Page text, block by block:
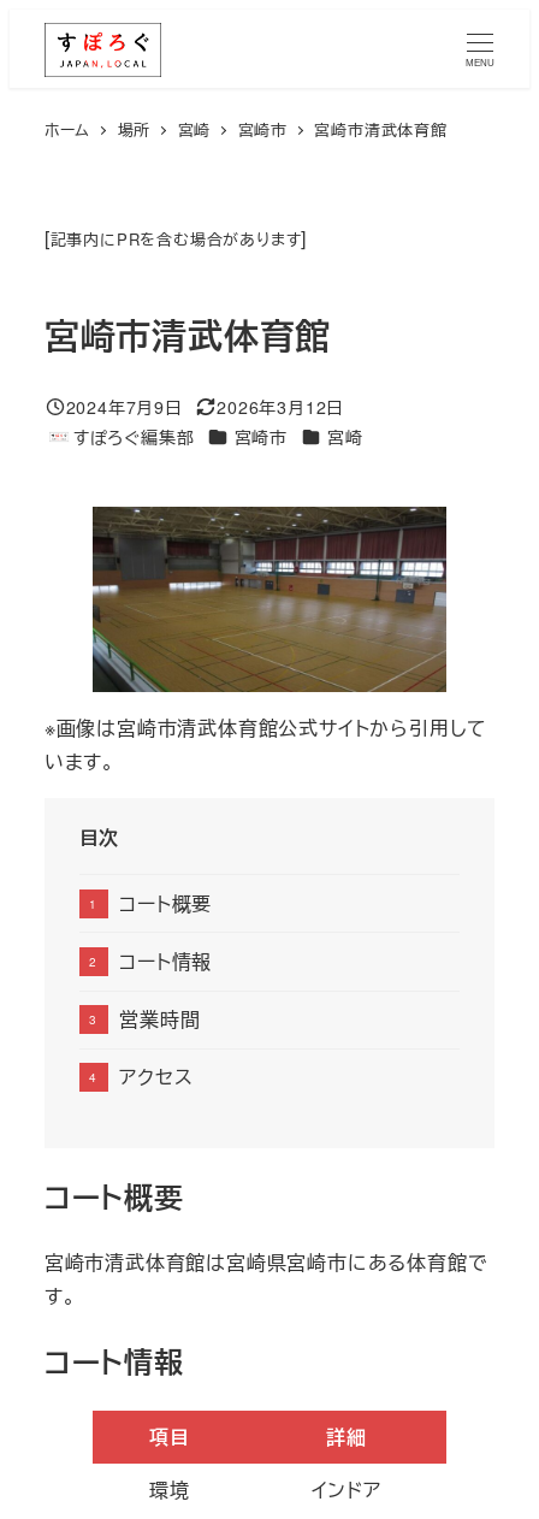
MENU
ホーム 場所 宮崎 宮崎市 宮崎市清武体育館
[記事内にPRを含む場合があります]
宮崎市清武体育館
投稿日
2024年7月9日
更新日
2026年3月12日
著
すぽろぐ編集部 エリア宮崎市 エリア宮崎
※画像は宮崎市清武体育館公式サイトから引用して
います。
目次
コート概要
コート情報
営業時間
アクセス
コート概要
宮崎市清武体育館は宮崎県宮崎市にある体育館で
す。
コート情報
項目
詳細
環境
インドア